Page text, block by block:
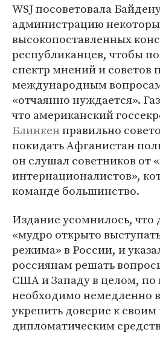
WSJ посоветовала
администрацию
высокопоставленных
республиканцев, чтобы
спектр мнений и советов
международным
«отчаянно нуждается».
что американский
Блинкенправильно
покидать Афганистан
он слушал советников от
интернационалистов»,
команде большинство.
Издание усомнилось, что
«мудро открыто
режима» в России, и
россиянам решать
США и Западу в целом, по
необходимо немедленно
укрепить доверие к
дипломатическим